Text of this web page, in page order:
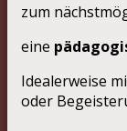
zum
eine
Idealerweise
oder